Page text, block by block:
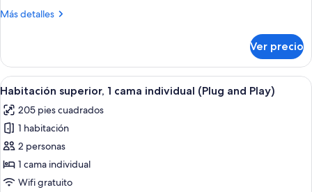
cama
and
Play)
Más detalles
Más
superior,
cama
(Plug
and
Play)
Ver precio
Abrir
todas
las
fotos
de
Habitación
superior,
Una habitación de hotel con dos
7
Habitación superior, 1 cama individual (Plug and Play)
205 pies cuadrados
1 habitación
2 personas
1 cama individual
Wifi gratuito